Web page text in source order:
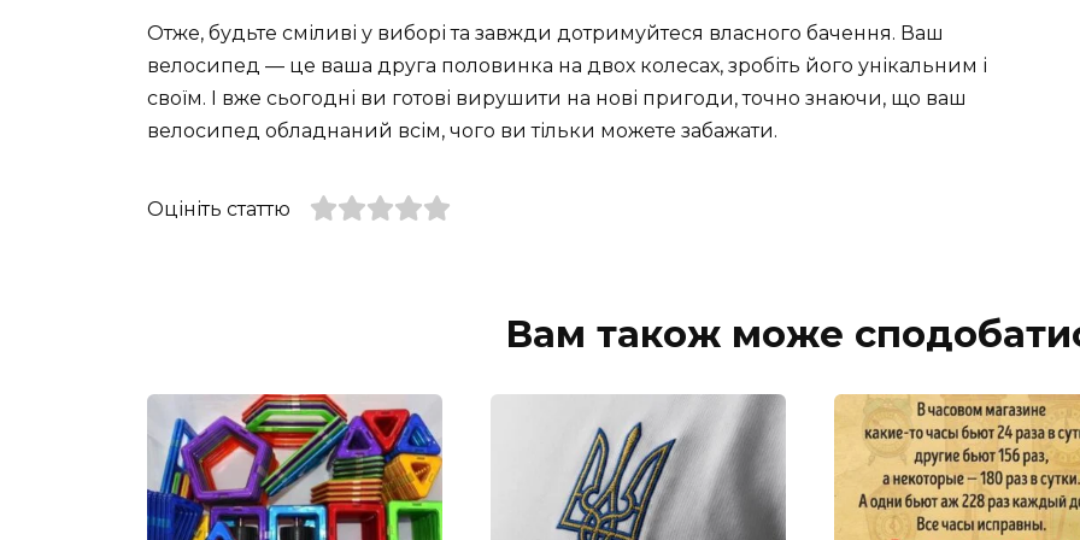
Отже, будьте сміливі у виборі та завжди дотримуйтеся власного бачення. Ваш
велосипед — це ваша друга половинка на двох колесах, зробіть його унікальним і
своїм. І вже сьогодні ви готові вирушити на нові пригоди, точно знаючи, що ваш
велосипед обладнаний всім, чого ви тільки можете забажати.
Оцініть статтю
Вам також може